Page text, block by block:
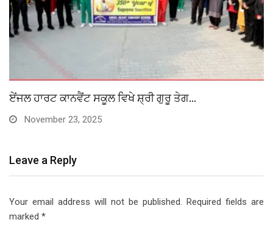
ਏਂਜਲ ਹਾਰਟ ਕਾਨਵੈਂਟ ਸਕੂਲ ਵਿਖੇ ਸ਼੍ਰੀ ਗੁਰੂ ਤੇਗ…
November 23, 2025
Leave a Reply
Your email address will not be published. Required fields are
marked *